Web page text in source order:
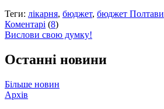
Теги: лікарня, бюджет, бюджет Полтави
Коментарі (8)
Вислови свою думку!
Останні новини
Більше новин
Архів